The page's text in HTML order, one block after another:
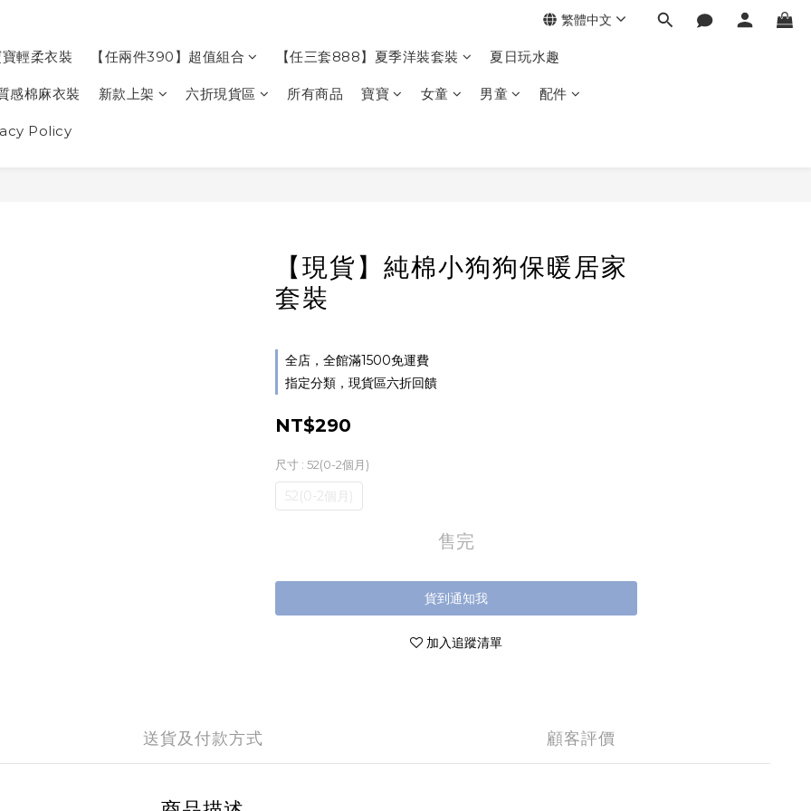
輕柔衣裝 【任兩件390】超值組合 【任三套888】夏季洋裝套裝 夏日玩水趣
感棉麻衣裝 新款上架 六折現貨區 所有商品 寶寶 女童 男童 配件
Policy
繁體中文
【現貨】純棉小狗狗保暖居家
套裝
全店，全館滿1500免運費
指定分類，現貨區六折回饋
NT$290
尺寸 : 52(0-2個月)
52(0-2個月)
售完
貨到通知我
加入追蹤清單
送貨及付款方式 顧客評價